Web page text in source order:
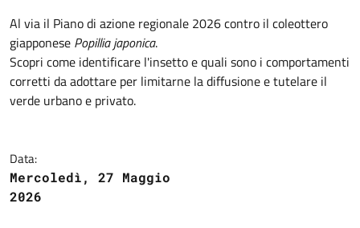
Al via il Piano di azione regionale 2026 contro il coleottero
giapponese Popillia japonica.
Scopri come identificare l'insetto e quali sono i comportamenti
corretti da adottare per limitarne la diffusione e tutelare il
verde urbano e privato.
Data:
Mercoledì, 27 Maggio
2026